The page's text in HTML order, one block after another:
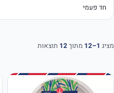
חד פעמי
מציג 1–12 מתוך12 תוצאות